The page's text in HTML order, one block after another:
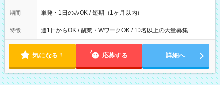
間は 試験により異なります。
期間 単発・1日のみOK / 短期（1ヶ月以内）
特徴 週1日からOK / 副業・WワークOK / 10名以上の大量募集
気になる！ 応募する 詳細へ